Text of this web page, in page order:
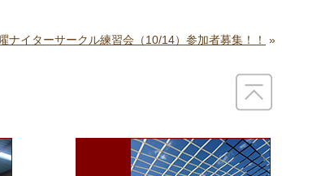
ナイターサークル練習会（10/14）参加者募集！！ »